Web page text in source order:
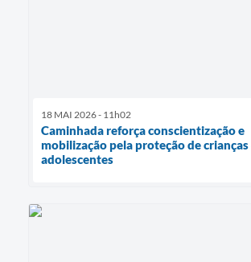
18 MAI 2026 - 11h02
Caminhada reforça conscientização e
mobilização pela proteção de crianças
adolescentes